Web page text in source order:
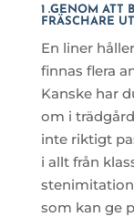
1 .GENOM ATT
FRÄSCHARE
En liner
finnas flera
Kanske har
om i
inte riktigt
i allt från
som kan ge